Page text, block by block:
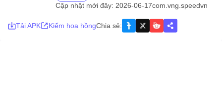
Cập nhật mới đây: 2026-06-17com.vng.speedvn
Tải APK Kiếm hoa hồngChia sẻ: